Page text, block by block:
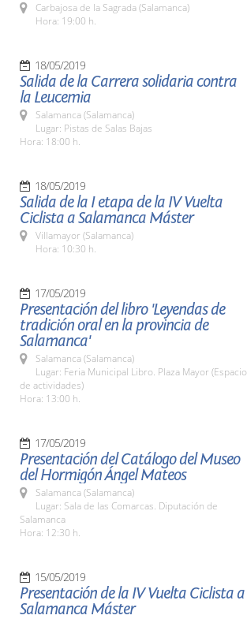
Carbajosa de la Sagrada (Salamanca)
Hora: 19:00 h.
18/05/2019
Salida de la Carrera solidaria contra
la Leucemia
Salamanca (Salamanca)
Lugar: Pistas de Salas Bajas
Hora: 18:00 h.
18/05/2019
Salida de la I etapa de la IV Vuelta
Ciclista a Salamanca Máster
Villamayor (Salamanca)
Hora: 10:30 h.
17/05/2019
Presentación del libro 'Leyendas de
tradición oral en la provincia de
Salamanca'
Salamanca (Salamanca)
Lugar: Feria Municipal Libro. Plaza Mayor (Espacio
de actividades)
Hora: 13:00 h.
17/05/2019
Presentación del Catálogo del Museo
del Hormigón Ángel Mateos
Salamanca (Salamanca)
Lugar: Sala de las Comarcas. Diputación de
Salamanca
Hora: 12:30 h.
15/05/2019
Presentación de la IV Vuelta Ciclista a
Salamanca Máster